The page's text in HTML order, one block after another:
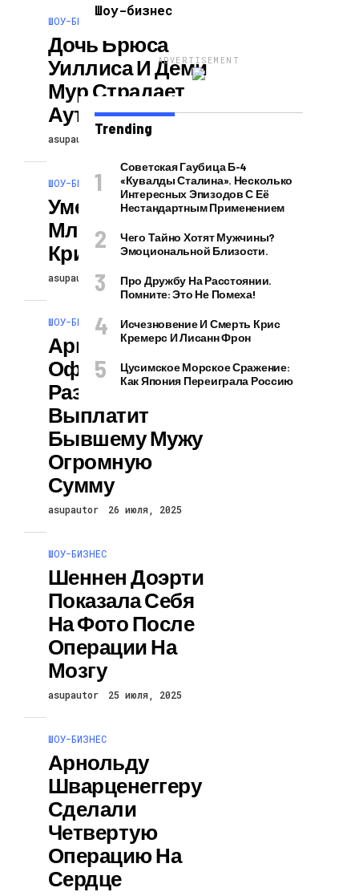
ШОУ-БИЗНЕС
Дочь Брюса
Уиллиса И Деми
Мур Страдает
Аутизмом
asupautor 26 июля, 2025
ШОУ-БИЗНЕС
Умерла
Младшая Сестра
Крис Дженнер
asupautor 26 июля, 2025
ШОУ-БИЗНЕС
Ариана Гранде
Официально
Развелась И
Выплатит
Бывшему Мужу
Огромную
Сумму
asupautor 26 июля, 2025
ШОУ-БИЗНЕС
Шеннен Доэрти
Показала Себя
На Фото После
Операции На
Мозгу
asupautor 25 июля, 2025
ШОУ-БИЗНЕС
Арнольду
Шварценеггеру
Сделали
Четвертую
Операцию На
Сердце
Шоу-бизнес
ADVERTISEMENT
Trending
Советская Гаубица Б-4
«Кувалды Сталина». Несколько
Интересных Эпизодов С Её
Нестандартным Применением
Чего Тайно Хотят Мужчины?
Эмоциональной Близости.
Про Дружбу На Расстоянии.
Помните: Это Не Помеха!
Исчезновение И Смерть Крис
Кремерс И Лисанн Фрон
Цусимское Морское Сражение:
Как Япония Переиграла Россию